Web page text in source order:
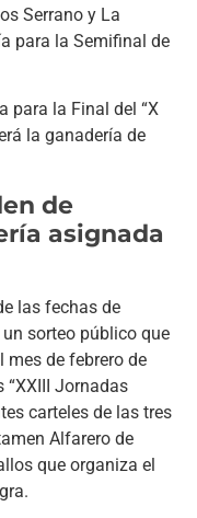
Serrano y La
para la Semifinal de
para la Final del “X
la ganadería de
de
asignada
las fechas de
sorteo público que
mes de febrero de
“XXIII Jornadas
carteles de las tres
Alfarero de
que organiza el